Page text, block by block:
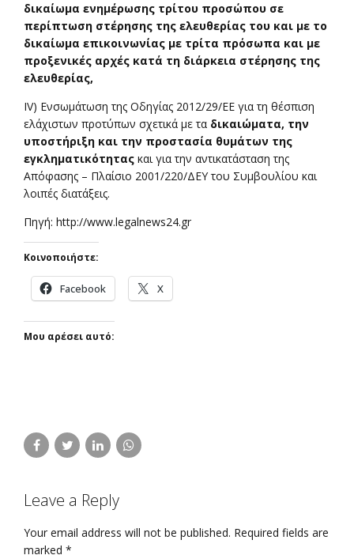
δικαίωμα ενημέρωσης τρίτου προσώπου σε
περίπτωση στέρησης της ελευθερίας του και με το
δικαίωμα επικοινωνίας με τρίτα πρόσωπα και με
προξενικές αρχές κατά τη διάρκεια στέρησης της
ελευθερίας,
IV) Ενσωμάτωση της Οδηγίας 2012/29/ΕΕ για τη θέσπιση
ελάχιστων προτύπων σχετικά με τα δικαιώματα, την
υποστήριξη και την προστασία θυμάτων της
εγκληματικότητας και για την αντικατάσταση της
Απόφασης – Πλαίσιο 2001/220/ΔΕΥ του Συμβουλίου και
λοιπές διατάξεις.
Πηγή: http://www.legalnews24.gr
Κοινοποιήστε:
Facebook X
Μου αρέσει αυτό:
Leave a Reply
Your email address will not be published. Required fields are
marked *